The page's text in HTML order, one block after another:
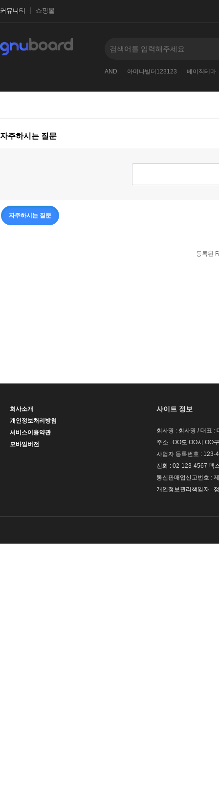
커뮤니티 쇼핑몰
AND 아미나빌더123123 베이직테마
자주하시는 질문
자주하시는 질문
등록된
회사소개
개인정보처리방침
서비스이용약관
모바일버전
사이트 정보
회사명 : 회사명 / 대표 :
주소 : OO도 OO시 OO
사업자 등록번호 : 123-
전화 : 02-123-4567 팩
통신판매업신고번호 :
개인정보관리책임자 :